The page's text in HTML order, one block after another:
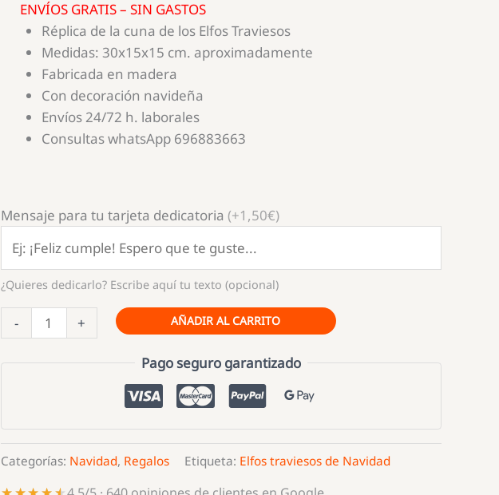
ENVÍOS GRATIS – SIN GASTOS
Réplica de la cuna de los Elfos Traviesos
Medidas: 30x15x15 cm. aproximadamente
Fabricada en madera
Con decoración navideña
Envíos 24/72 h. laborales
Consultas whatsApp 696883663
Mensaje para tu tarjeta dedicatoria (+1,50€)
¿Quieres dedicarlo? Escribe aquí tu texto (opcional)
-
Cuna
Elfos
+ AÑADIR AL CARRITO
Pago seguro garantizado
Categorías: Navidad, Regalos Etiqueta: Elfos traviesos de Navidad